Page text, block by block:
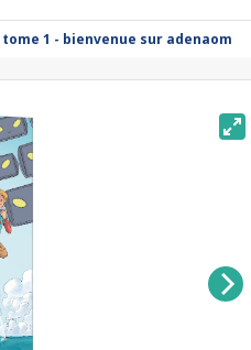
1 - bienvenue sur adenaom